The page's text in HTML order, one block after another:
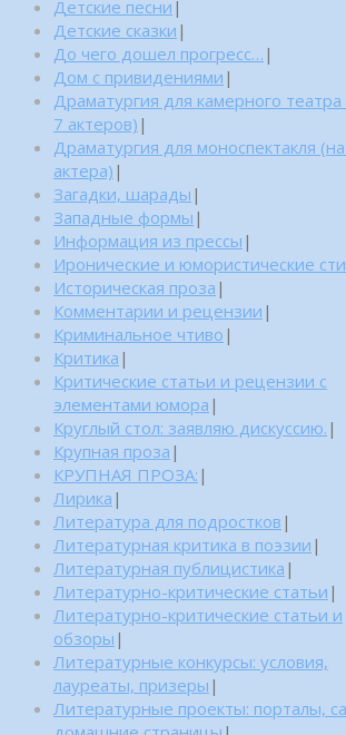
Детские песни |
Детские сказки |
До чего дошел прогресс… |
Дом с привидениями |
Драматургия для камерного
7 актеров) |
Драматургия для моноспектакля (на
актера) |
Загадки, шарады |
Западные формы |
Информация из прессы |
Иронические и юмористические
Историческая проза |
Комментарии и рецензии |
Криминальное чтиво |
Критика |
Критические статьи и рецензии с
элементами юмора |
Круглый стол: заявляю дискуссию. |
Крупная проза |
КРУПНАЯ ПРОЗА: |
Лирика |
Литература для подростков |
Литературная критика в поэзии |
Литературная публицистика |
Литературно-критические статьи |
Литературно-критические статьи и
обзоры |
Литературные конкурсы: условия,
лауреаты, призеры |
Литературные проекты: порталы,